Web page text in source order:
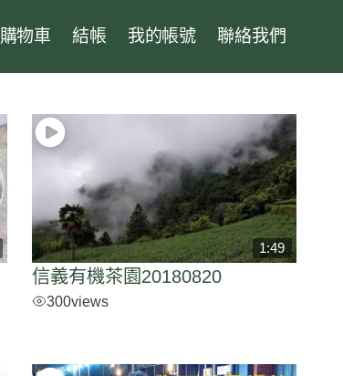
購物車 結帳 我的帳號 聯絡我們
1:49
信義有機茶園20180820
300views